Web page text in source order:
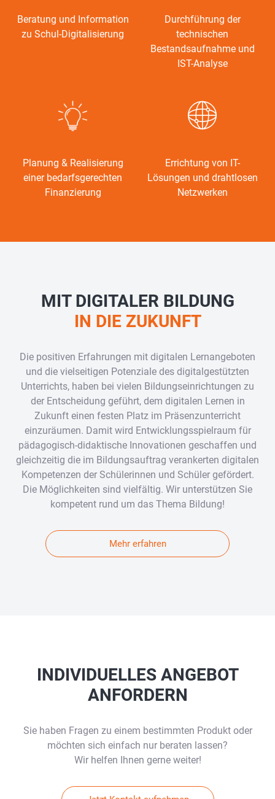
Beratung und Information
zu Schul-Digitalisierung
Durchführung der
technischen
Bestandsaufnahme und
IST-Analyse
Planung & Realisierung
einer bedarfsgerechten
Finanzierung
Errichtung von IT-
Lösungen und drahtlosen
Netzwerken
MIT DIGITALER BILDUNG
IN DIE ZUKUNFT
Die positiven Erfahrungen mit digitalen Lernangeboten
und die vielseitigen Potenziale des digitalgestützten
Unterrichts, haben bei vielen Bildungseinrichtungen zu
der Entscheidung geführt, dem digitalen Lernen in
Zukunft einen festen Platz im Präsenzunterricht
einzuräumen. Damit wird Entwicklungsspielraum für
pädagogisch-didaktische Innovationen geschaffen und
gleichzeitig die im Bildungsauftrag verankerten digitalen
Kompetenzen der Schülerinnen und Schüler gefördert.
Die Möglichkeiten sind vielfältig. Wir unterstützen Sie
kompetent rund um das Thema Bildung!
Mehr erfahren
INDIVIDUELLES ANGEBOT
ANFORDERN
Sie haben Fragen zu einem bestimmten Produkt oder
möchten sich einfach nur beraten lassen?
Wir helfen Ihnen gerne weiter!